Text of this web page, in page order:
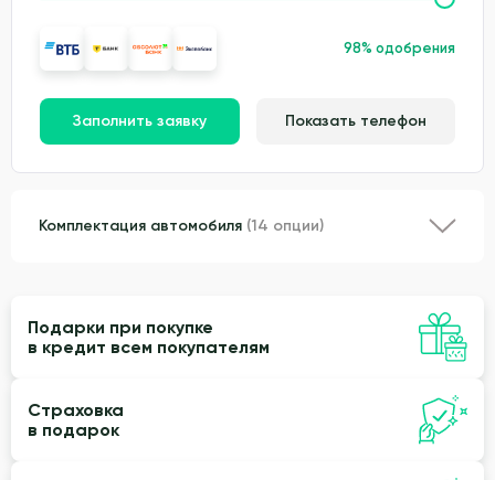
98% одобрения
Заполнить заявку Показать телефон
Комплектация автомобиля (14 опции)
Подарки при покупке
в кредит всем покупателям
Страховка
в подарок